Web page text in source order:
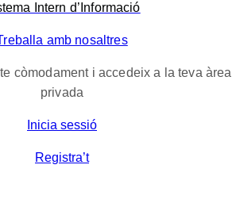
Intern d’Informació
amb nosaltres
còmodament i accedeix a la teva àrea
privada
Inicia sessió
Registra’t